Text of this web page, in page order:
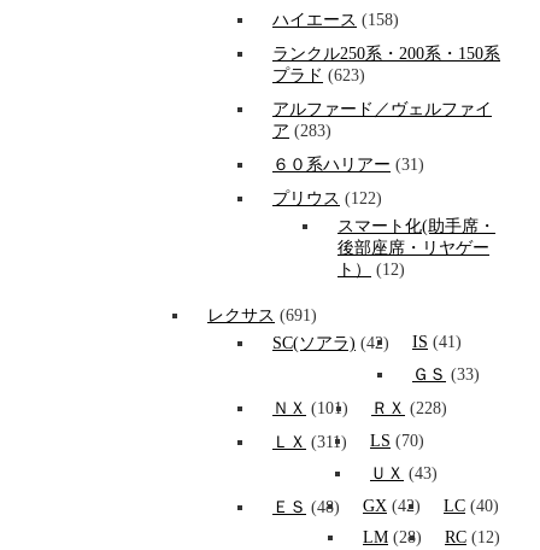
ハイエース (158)
ランクル250系・200系・150系
プラド (623)
アルファード／ヴェルファイ
ア (283)
６０系ハリアー (31)
プリウス (122)
スマート化(助手席・
後部座席・リヤゲー
ト）
(12)
レクサス (691)
SC(ソアラ) (42) IS (41)
ＧＳ (33)
ＮＸ (101) ＲＸ (228)
ＬＸ (311) LS (70)
ＵＸ (43)
ＥＳ (48) GX (42) LC (40)
LM (28) RC (12)